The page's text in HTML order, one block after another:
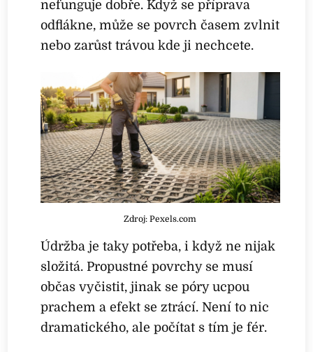
nefunguje dobře. Když se příprava
odflákne, může se povrch časem zvlnit
nebo zarůst trávou kde ji nechcete.
Zdroj: Pexels.com
Údržba je taky potřeba, i když ne nijak
složitá. Propustné povrchy se musí
občas vyčistit, jinak se póry ucpou
prachem a efekt se ztrácí. Není to nic
dramatického, ale počítat s tím je fér.